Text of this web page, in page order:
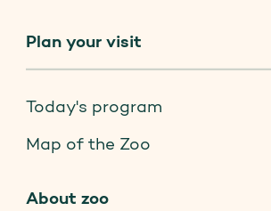
Plan your visit
Today's program
Map of the Zoo
About zoo